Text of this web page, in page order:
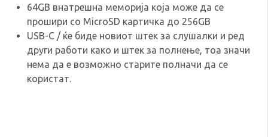
64GB внатрешна меморија која може да се
прошири со MicroSD картичка до 256GB
USB-C / ќе биде новиот штек за слушалки и ред
други работи како и штек за полнење, тоа значи
нема да е возможно старите полначи да се
користат.